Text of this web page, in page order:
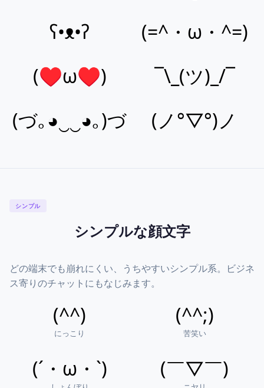
ʕ•ᴥ•ʔ
(=^・ω・^=)
(♥ω♥)
¯\_(ツ)_/¯
(づ｡◕‿‿◕｡)づ
(ノ°▽°)ノ
シンプル
シンプルな顔文字
どの端末でも崩れにくい、うちやすいシンプル系。ビジネ
ス寄りのチャットにもなじみます。
(^^)
にっこり
(^^;)
苦笑い
(´・ω・`) (￣▽￣)